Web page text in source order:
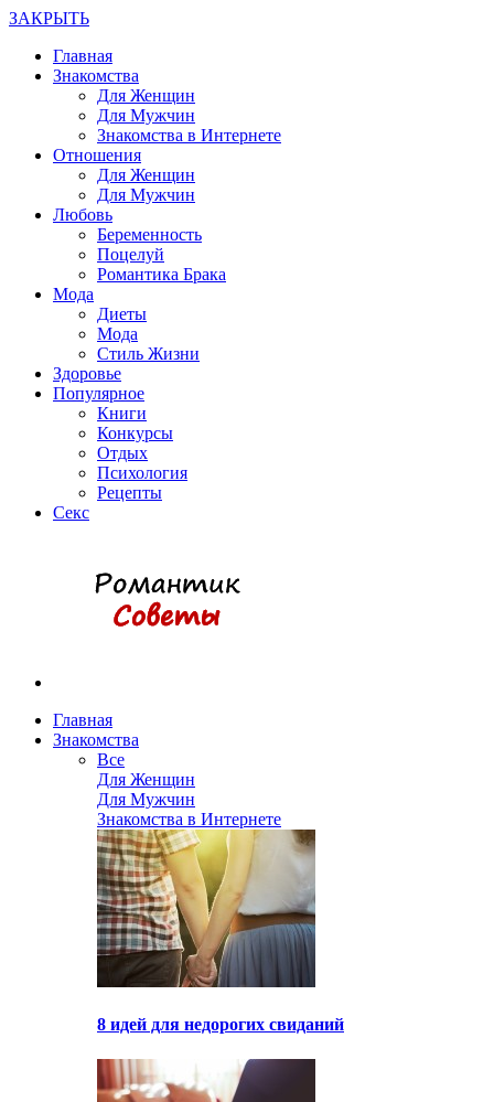
ЗАКРЫТЬ
Главная
Знакомства
Для Женщин
Для Мужчин
Знакомства в Интернете
Отношения
Для Женщин
Для Мужчин
Любовь
Беременность
Поцелуй
Романтика Брака
Мода
Диеты
Мода
Стиль Жизни
Здоровье
Популярное
Книги
Конкурсы
Отдых
Психология
Рецепты
Секс
Главная
Знакомства
Все
Для Женщин
Для Мужчин
Знакомства в Интернете
8 идей для недорогих свиданий